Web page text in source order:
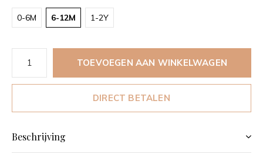
0-6M 6-12M 1-2Y
TOEVOEGEN AAN WINKELWAGEN
DIRECT BETALEN
Beschrijving